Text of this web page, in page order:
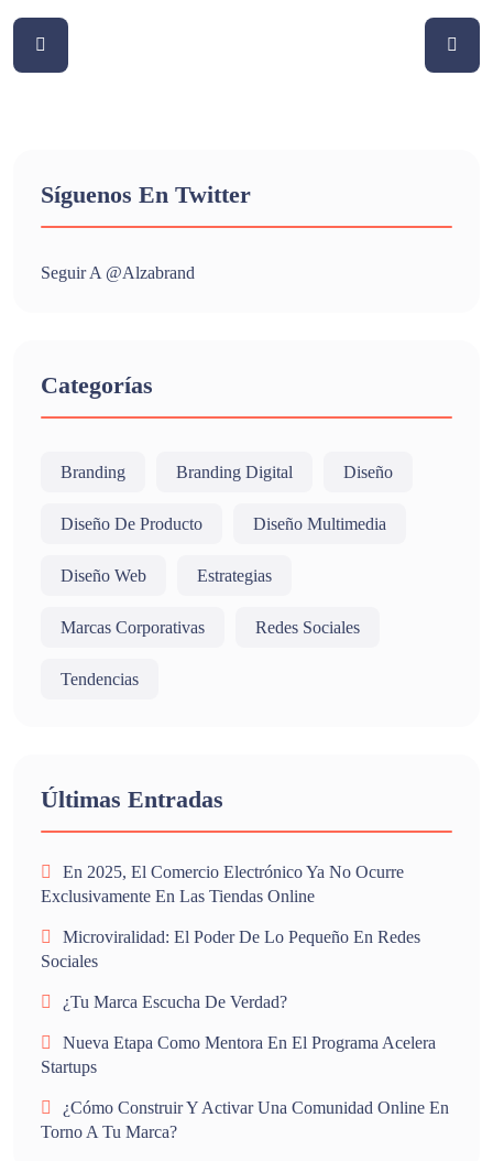
Síguenos En Twitter
Seguir A @alzabrand
Categorías
Branding Branding Digital Diseño
Diseño De Producto Diseño Multimedia
Diseño Web Estrategias
Marcas Corporativas Redes Sociales
Tendencias
Últimas Entradas
En 2025, El Comercio Electrónico Ya No Ocurre
Exclusivamente En Las Tiendas Online
Microviralidad: El Poder De Lo Pequeño En Redes
Sociales
¿Tu Marca Escucha De Verdad?
Nueva Etapa Como Mentora En El Programa Acelera
Startups
¿Cómo Construir Y Activar Una Comunidad Online En
Torno A Tu Marca?